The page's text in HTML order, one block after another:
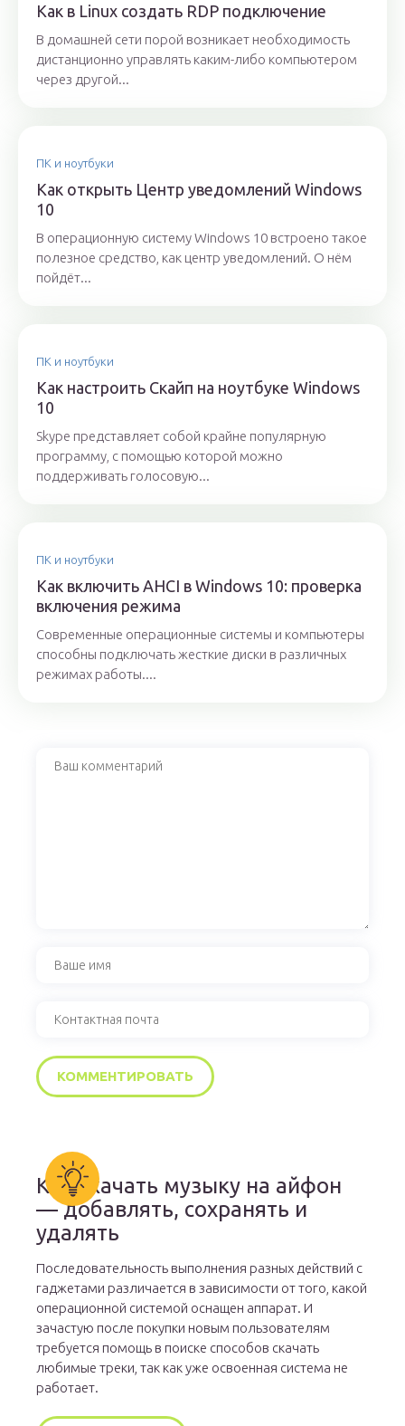
Как в Linux создать RDP подключение
В домашней сети порой возникает необходимость
дистанционно управлять каким-либо компьютером
через другой...
ПК и ноутбуки
Как открыть Центр уведомлений Windows
10
В операционную систему Windows 10 встроено такое
полезное средство, как центр уведомлений. О нём
пойдёт...
ПК и ноутбуки
Как настроить Скайп на ноутбуке Windows
10
Skype представляет собой крайне популярную
программу, с помощью которой можно
поддерживать голосовую...
ПК и ноутбуки
Как включить AHCI в Windows 10: проверка
включения режима
Современные операционные системы и компьютеры
способны подключать жесткие диски в различных
режимах работы....
Как скачать музыку на айфон
— добавлять, сохранять и
удалять
Последовательность выполнения разных действий с
гаджетами различается в зависимости от того, какой
операционной системой оснащен аппарат. И
зачастую после покупки новым пользователям
требуется помощь в поиске способов скачать
любимые треки, так как уже освоенная система не
работает.